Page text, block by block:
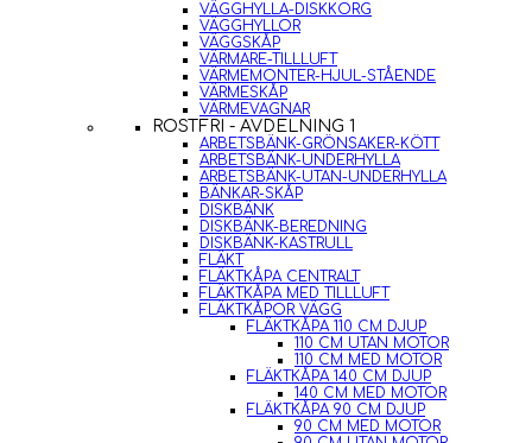
VÄGGHYLLA-DISKKORG
VÄGGHYLLOR
VÄGGSKÅP
VÄRMARE-TILLLUFT
VÄRMEMONTER-HJUL-STÅENDE
VÄRMESKÅP
VÄRMEVAGNAR
ROSTFRI - AVDELNING 1
ARBETSBÄNK-GRÖNSAKER-KÖTT
ARBETSBÄNK-UNDERHYLLA
ARBETSBÄNK-UTAN-UNDERHYLLA
BÄNKAR-SKÅP
DISKBÄNK
DISKBÄNK-BEREDNING
DISKBÄNK-KASTRULL
FLÄKT
FLÄKTKÅPA CENTRALT
FLÄKTKÅPA MED TILLLUFT
FLÄKTKÅPOR VÄGG
FLÄKTKÅPA 110 CM DJUP
110 CM UTAN MOTOR
110 CM MED MOTOR
FLÄKTKÅPA 140 CM DJUP
140 CM MED MOTOR
FLÄKTKÅPA 90 CM DJUP
90 CM MED MOTOR